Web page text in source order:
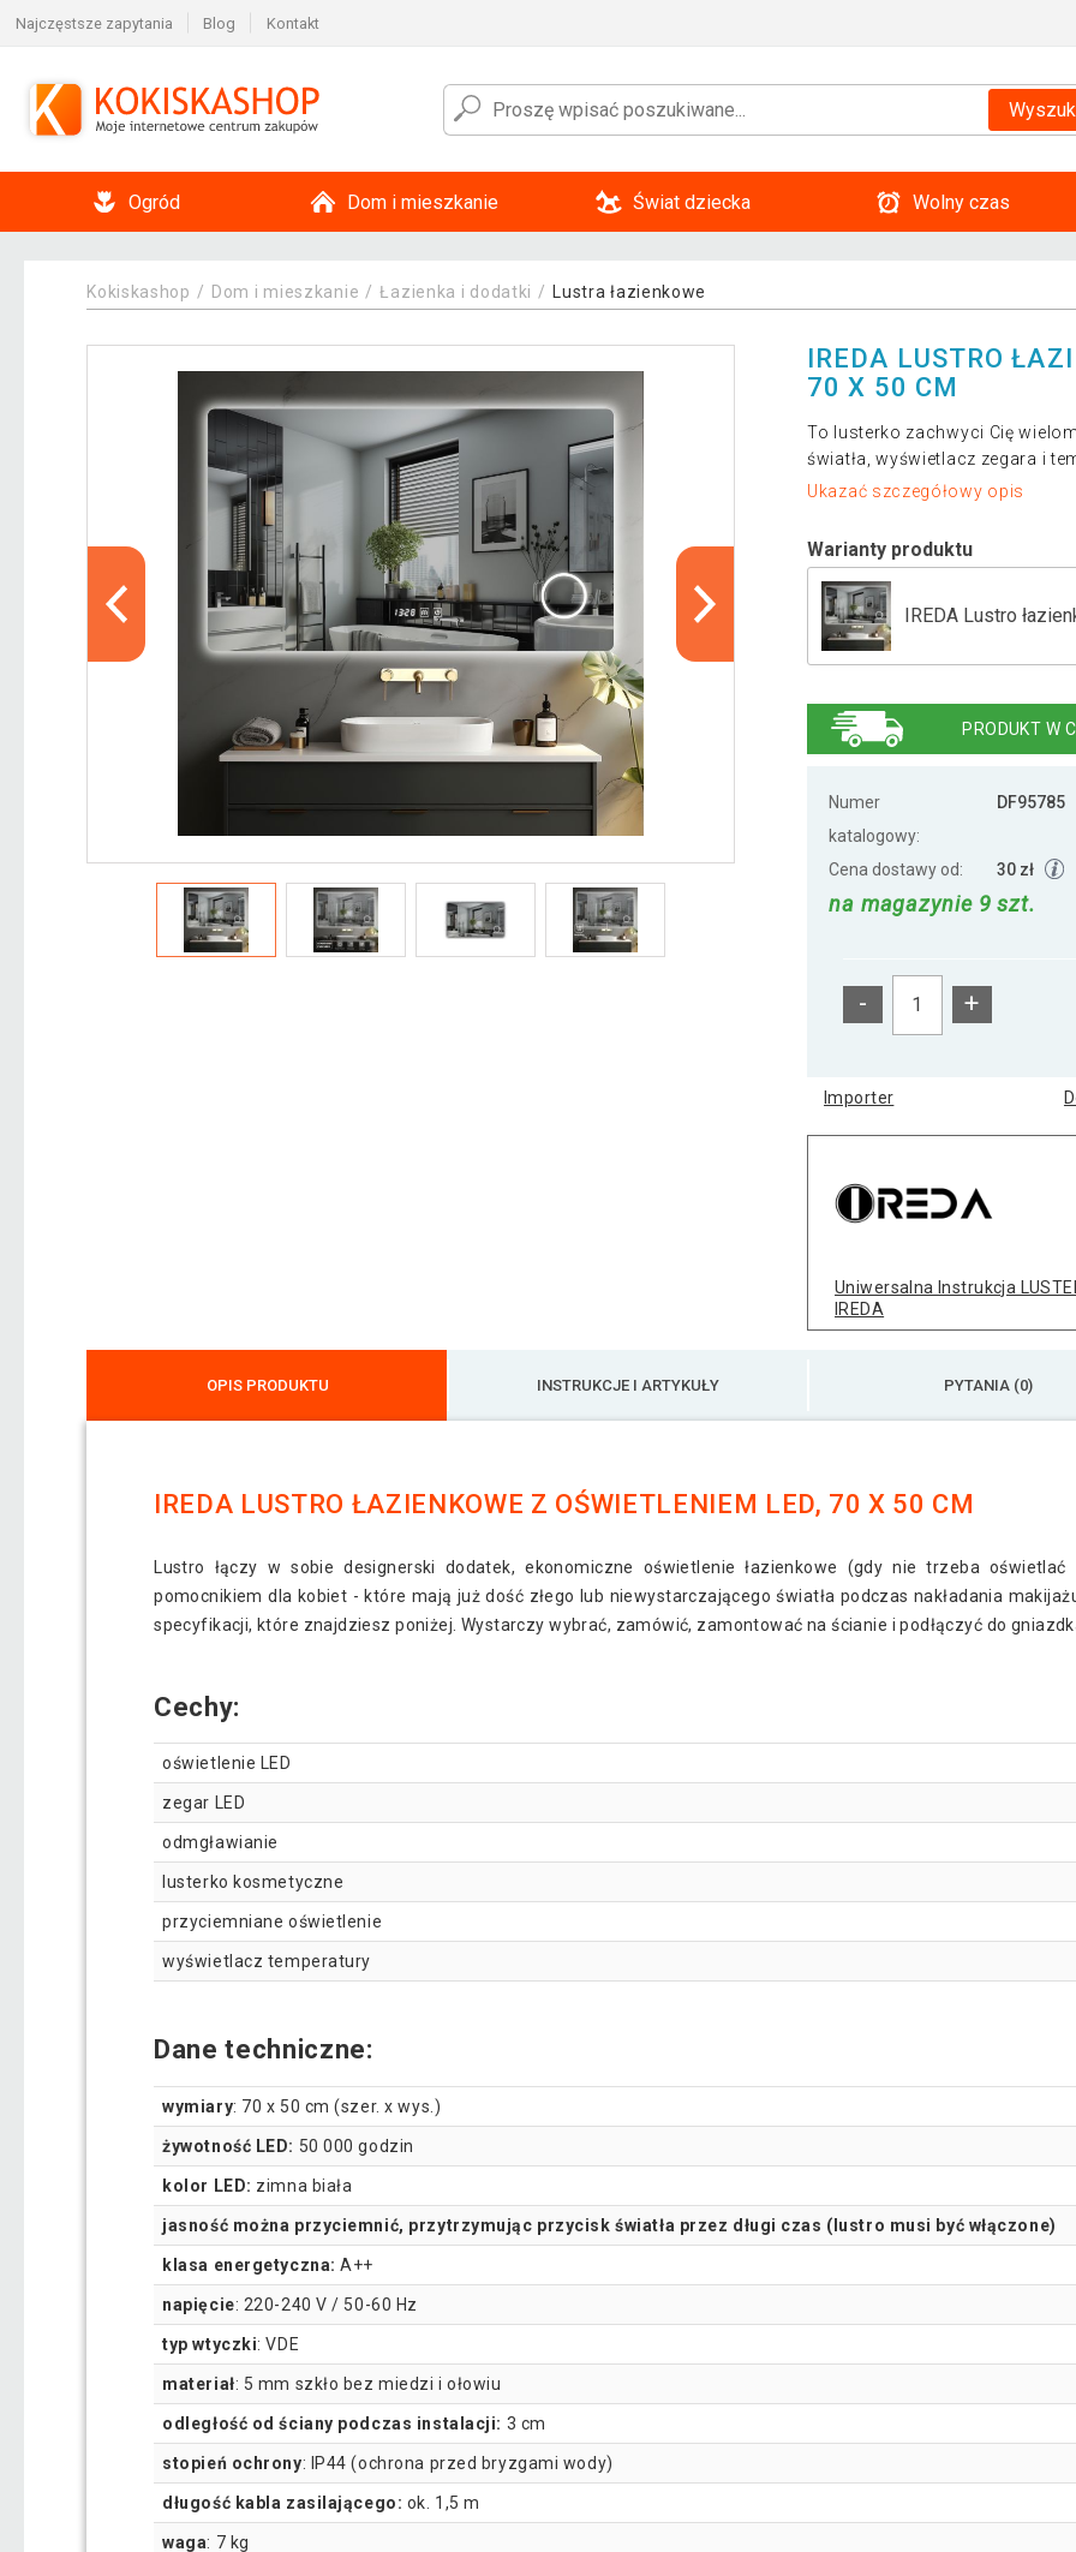
Najczęstsze zapytania Blog Kontakt
Ogród Dom i mieszkanie Świat dziecka Wolny czas
Kokiskashop Dom i mieszkanie Łazienka i dodatki Lustra łazienkowe
IREDA LUSTRO
70 X 50 CM
To lusterko zachwyci Cię
światła, wyświetlacz zegara i
Ukazać szczegółowy opis
Warianty produktu
IREDA Lustro
IREDA Lustro
PRODUKT W
Numer
katalogowy:
DF95785
Cena dostawy od: 30 zł
na magazynie 9 szt.
- +
Importer
Uniwersalna Instrukcja
IREDA
OPIS PRODUKTU INSTRUKCJE I ARTYKUŁY PYTANIA (0)
IREDA LUSTRO ŁAZIENKOWE Z OŚWIETLENIEM LED, 70 X 50 CM
Lustro łączy w sobie designerski dodatek, ekonomiczne oświetlenie łazienkowe (gdy nie trzeba
pomocnikiem dla kobiet - które mają już dość złego lub niewystarczającego światła podczas nakładania
specyfikacji, które znajdziesz poniżej. Wystarczy wybrać, zamówić, zamontować na ścianie i podłączyć do
Cechy:
oświetlenie LED
zegar LED
odmgławianie
lusterko kosmetyczne
przyciemniane oświetlenie
wyświetlacz temperatury
Dane techniczne:
wymiary: 70 x 50 cm (szer. x wys.)
żywotność LED: 50 000 godzin
kolor LED: zimna biała
jasność można przyciemnić, przytrzymując przycisk światła przez długi czas (lustro musi być włączone)
klasa energetyczna: A++
napięcie: 220-240 V / 50-60 Hz
typ wtyczki: VDE
materiał: 5 mm szkło bez miedzi i ołowiu
odległość od ściany podczas instalacji: 3 cm
stopień ochrony: IP44 (ochrona przed bryzgami wody)
długość kabla zasilającego: ok. 1,5 m
waga: 7 kg